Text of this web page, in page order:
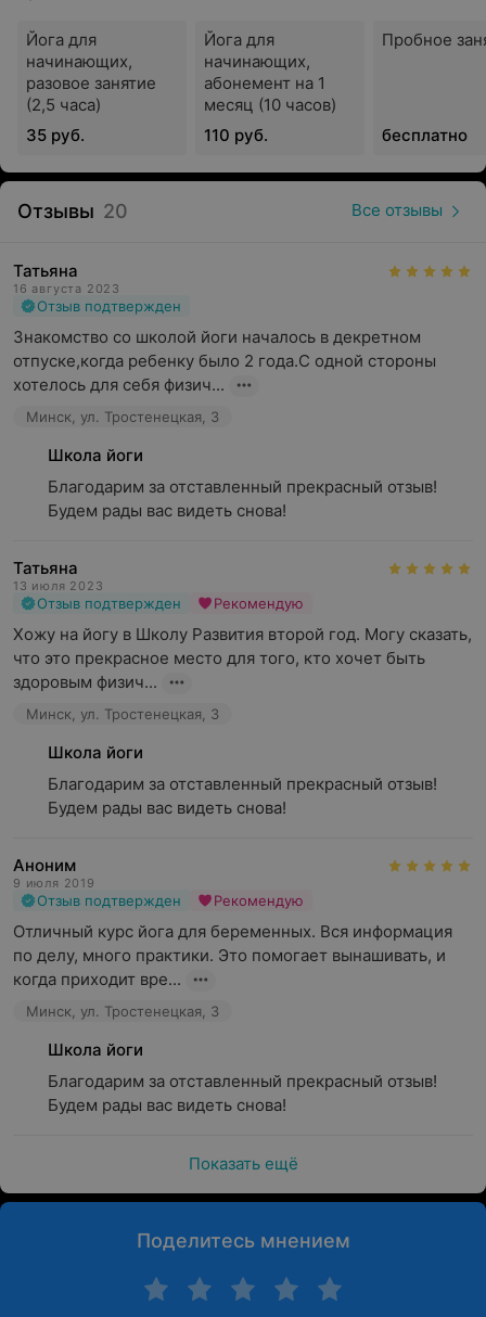
Ученикам доступны индивидуальные и групповые
занятия йогой. Кроме того, для комфорта предусмотрен
онлайн-формат на платформе ZOOM, поэтому предаться
духовной практике можно из любой точки мира.
Первое пробное занятие проводится бесплатно.
самим собой.
Йога для
начинающих,
разовое занятие
(2,5 часа)
35 руб.
Йога для
начинающих,
абонемент на 1
месяц (10 часов)
110 руб.
Пробное
бесплатно
Отзывы 20 Все отзывы
Татьяна
16 августа 2023
Отзыв подтвержден
Знакомство со школой йоги началось в декретном
отпуске,когда ребенку было 2 года.С одной стороны
хотелось для себя физич...
Минск, ул. Тростенецкая, 3
Школа йоги
Благодарим за отставленный прекрасный отзыв!
Будем рады вас видеть снова!
Татьяна
13 июля 2023
Отзыв подтвержден Рекомендую
Хожу на йогу в Школу Развития второй год. Могу сказать,
что это прекрасное место для того, кто хочет быть
здоровым физич...
Минск, ул. Тростенецкая, 3
Школа йоги
Благодарим за отставленный прекрасный отзыв!
Будем рады вас видеть снова!
Аноним
9 июля 2019
Отзыв подтвержден Рекомендую
Отличный курс йога для беременных. Вся информация
по делу, много практики. Это помогает вынашивать, и
когда приходит вре...
Минск, ул. Тростенецкая, 3
Школа йоги
Благодарим за отставленный прекрасный отзыв!
Будем рады вас видеть снова!
Показать ещё
Поделитесь мнением